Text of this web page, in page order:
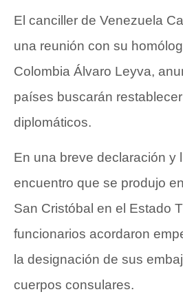
El canciller de Venezuela
una reunión con su
Colombia Álvaro Leyva,
países buscarán
diplomáticos.
En una breve declaración y
encuentro que se produjo
San Cristóbal en el Estado
funcionarios acordaron
la designación de sus
cuerpos consulares.